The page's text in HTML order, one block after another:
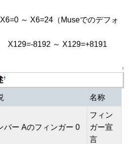
～ X6=24（Museでのデフォ
X129=-8192 ～ X129=+8191
↑
†
名称
バー Aのフィンガー 0
フィン
ガー宣
言